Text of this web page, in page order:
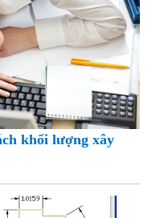
khối lượng xây